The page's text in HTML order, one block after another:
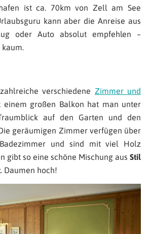
ist ca. 70km von Zell am See
kann aber die Anreise aus
oder Auto absolut empfehlen –
verschiedene Zimmer und
einem großen Balkon hat man unter
auf den Garten und den
geräumigen Zimmer verfügen über
und sind mit viel Holz
gibt so eine schöne Mischung aus Stil
. Daumen hoch!